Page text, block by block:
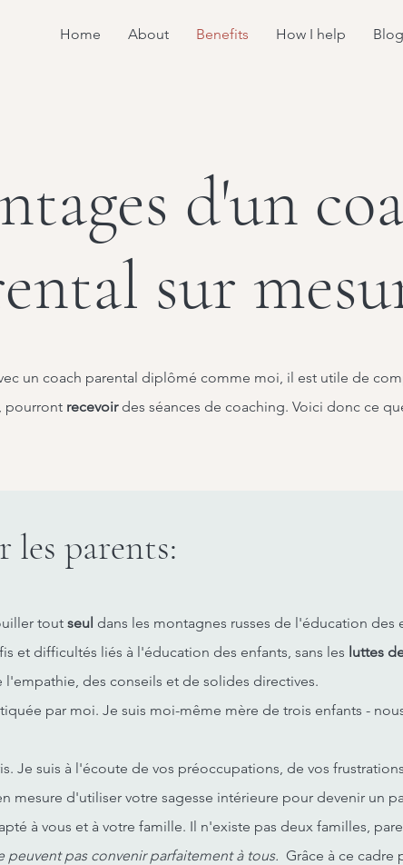
Home About Benefits How I help Blog
d'un
sur
un coach parental diplômé comme moi, il est utile de
pourront recevoirdes séances de coaching. Voici donc ce
les parents:
tout seul dans les montagnes russes de l'éducation des
et difficultés liés à l'éducation des enfants, sans les luttes
l'empathie, des conseils et de solides directives.
par moi. Je suis moi-même mère de trois enfants -
Je suis à l'écoute de vos préoccupations, de vos
mesure d'utiliser votre sagesse intérieure pour devenir un
à vous et à votre famille. Il n'existe pas deux familles,
pas convenir parfaitement à tous. Grâce à ce cadre